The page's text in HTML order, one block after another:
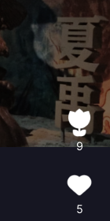
9
5